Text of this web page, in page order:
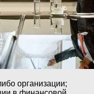
организации;